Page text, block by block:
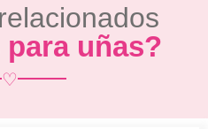
uñas?
♡